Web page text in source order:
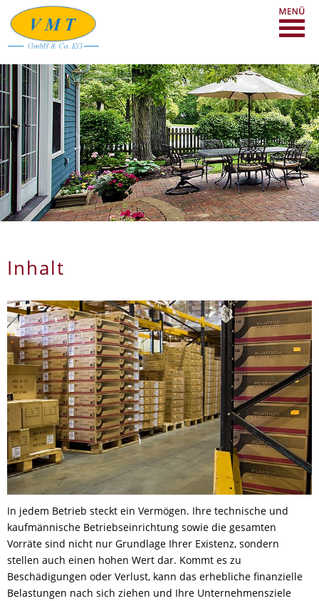
Inhalt
In jedem Betrieb steckt ein Vermögen. Ihre technische und
kaufmännische Betriebseinrichtung sowie die gesamten
Vorräte sind nicht nur Grundlage Ihrer Existenz, sondern
stellen auch einen hohen Wert dar. Kommt es zu
Beschädigungen oder Verlust, kann das erhebliche finanzielle
Belastungen nach sich ziehen und Ihre Unternehmensziele